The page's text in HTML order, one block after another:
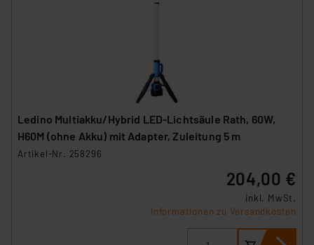
Ledino Multiakku/Hybrid LED-Lichtsäule Rath, 60W,
H60M (ohne Akku) mit Adapter, Zuleitung 5 m
Artikel-Nr. 258296
204,00 €
inkl. MwSt.
Informationen zu Versandkosten